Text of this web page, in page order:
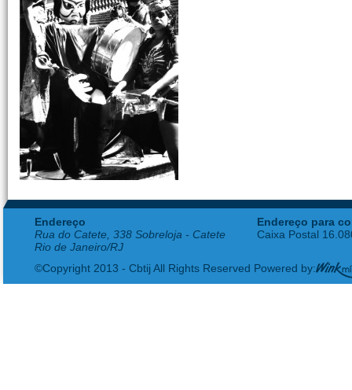
Endereço
Rua do Catete, 338 Sobreloja - Catete
Rio de Janeiro/RJ
Endereço para
Caixa Postal
©Copyright 2013 - Cbtij All Rights Reserved Powered by: